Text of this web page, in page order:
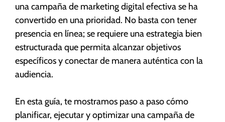
una campaña de marketing digital efectiva se ha
convertido en una prioridad. No basta con tener
presencia en línea; se requiere una estrategia bien
estructurada que permita alcanzar objetivos
específicos y conectar de manera auténtica con la
audiencia.
En esta guía, te mostramos paso a paso cómo
planificar, ejecutar y optimizar una campaña de